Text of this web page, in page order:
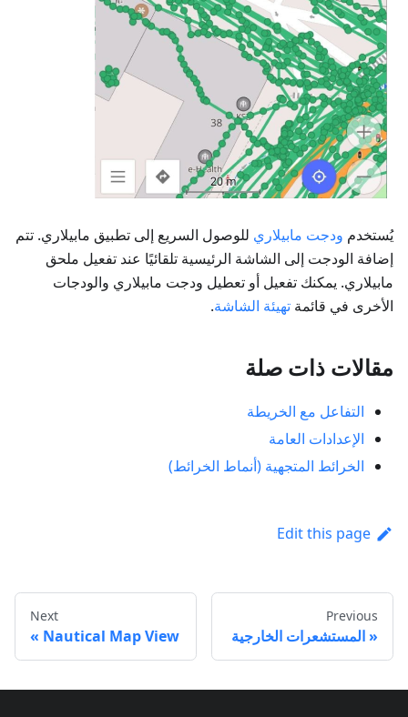
يُستخدم ودجت مابيلاري للوصول السريع إلى تطبيق مابيلاري. تتم
إضافة الودجت إلى الشاشة الرئيسية تلقائيًا عند تفعيل ملحق
مابيلاري. يمكنك تفعيل أو تعطيل ودجت مابيلاري والودجات
الأخرى في قائمة تهيئة الشاشة.
مقالات ذات صلة
التفاعل مع الخريطة
الإعدادات العامة
الخرائط المتجهية (أنماط الخرائط)
Edit this page
Previous
المستشعرات الخارجية
Next
Nautical Map View